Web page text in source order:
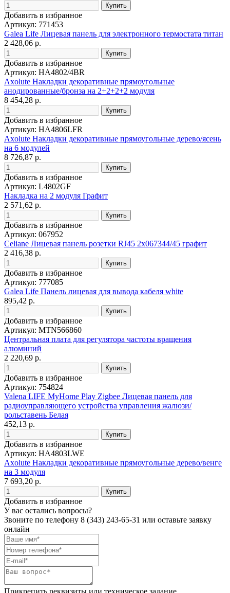
Добавить в избранное
Артикул: 771453
Galea Life Лицевая панель для электронного термостата титан
2 428,06 р.
Добавить в избранное
Артикул: HA4802/4BR
Axolute Накладки декоративные прямоугольные
анодированные/бронза на 2+2+2+2 модуля
8 454,28 р.
Добавить в избранное
Артикул: HA4806LFR
Axolute Накладки декоративные прямоугольные дерево/ясень
на 6 модулей
8 726,87 р.
Добавить в избранное
Артикул: L4802GF
Накладка на 2 модуля Графит
2 571,62 р.
Добавить в избранное
Артикул: 067952
Celiane Лицевая панель розетки RJ45 2х067344/45 графит
2 416,38 р.
Добавить в избранное
Артикул: 777085
Galea Life Панель лицевая для вывода кабеля white
895,42 р.
Добавить в избранное
Артикул: MTN566860
Центральная плата для регулятора частоты вращения
алюминий
2 220,69 р.
Добавить в избранное
Артикул: 754824
Valena LIFE MyHome Play Zigbee Лицевая панель для
радиоуправляющего устройства управления жалюзи/
рольставень Белая
452,13 р.
Добавить в избранное
Артикул: HA4803LWE
Axolute Накладки декоративные прямоугольные дерево/венге
на 3 модуля
7 693,20 р.
Добавить в избранное
У вас остались вопросы?
Звоните по телефону 8 (343) 243-65-31 или оставьте заявку
онлайн
Прикрепить реквизиты или техническое задание